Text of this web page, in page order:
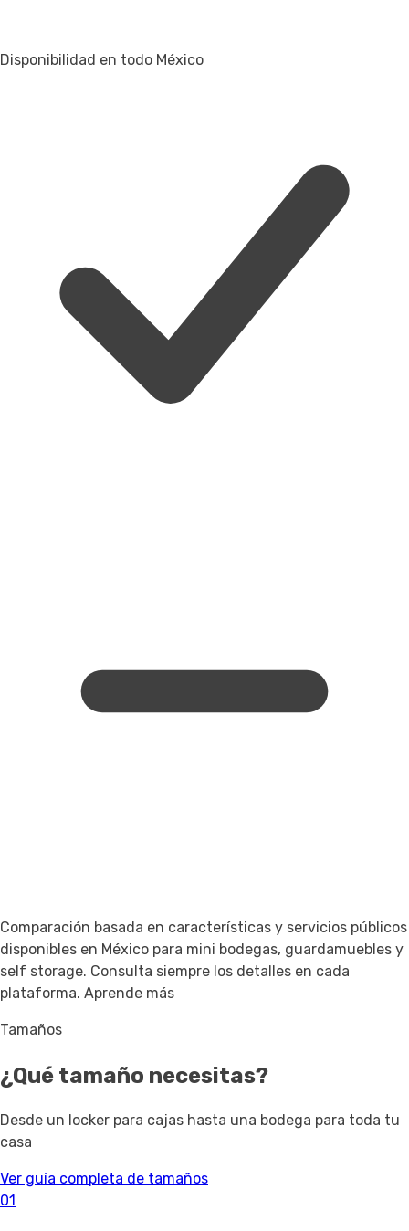
Disponibilidad en todo México
Comparación basada en características y servicios públicos
disponibles en México para mini bodegas, guardamuebles y
self storage. Consulta siempre los detalles en cada
plataforma. Aprende más
Tamaños
¿Qué tamaño necesitas?
Desde un locker para cajas hasta una bodega para toda tu
casa
Ver guía completa de tamaños
01